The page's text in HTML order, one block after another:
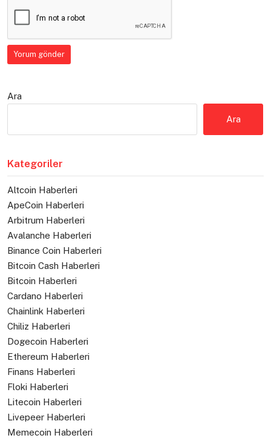
Ara
Ara
Kategoriler
Altcoin Haberleri
ApeCoin Haberleri
Arbitrum Haberleri
Avalanche Haberleri
Binance Coin Haberleri
Bitcoin Cash Haberleri
Bitcoin Haberleri
Cardano Haberleri
Chainlink Haberleri
Chiliz Haberleri
Dogecoin Haberleri
Ethereum Haberleri
Finans Haberleri
Floki Haberleri
Litecoin Haberleri
Livepeer Haberleri
Memecoin Haberleri